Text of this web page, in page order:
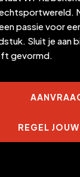
passie voor
Sluit je aan
gevormd.
REGEL